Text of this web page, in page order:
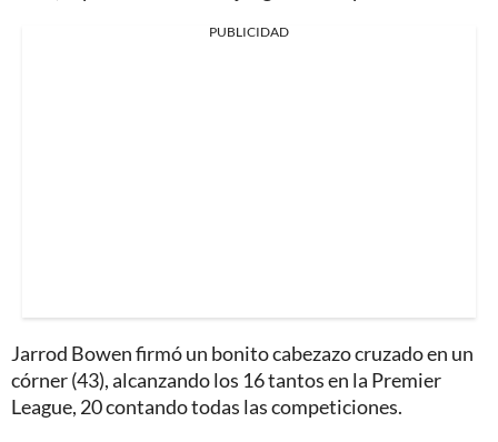
PUBLICIDAD
Jarrod Bowen firmó un bonito cabezazo cruzado en un
córner (43), alcanzando los 16 tantos en la Premier
League, 20 contando todas las competiciones.